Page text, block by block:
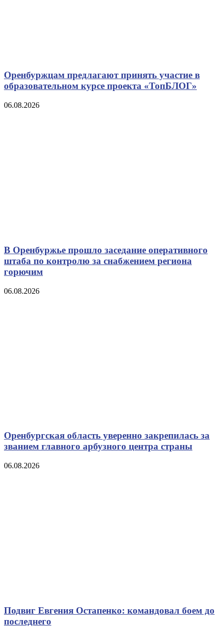
Оренбуржцам предлагают принять участие в
образовательном курсе проекта «ТопБЛОГ»
06.08.2026
В Оренбуржье прошло заседание оперативного
штаба по контролю за снабжением региона
горючим
06.08.2026
Оренбургская область уверенно закрепилась за
званием главного арбузного центра страны
06.08.2026
Подвиг Евгения Остапенко: командовал боем до
последнего